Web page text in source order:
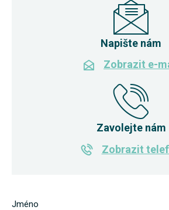
Napište nám
Zobrazit e-
Zavolejte nám
Zobrazit
Jméno